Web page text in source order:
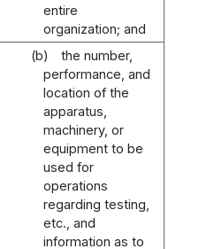
entire
organization; and
(b)
the number,
performance, and
location of the
apparatus,
machinery, or
equipment to be
used for
operations
regarding testing,
etc., and
information as to